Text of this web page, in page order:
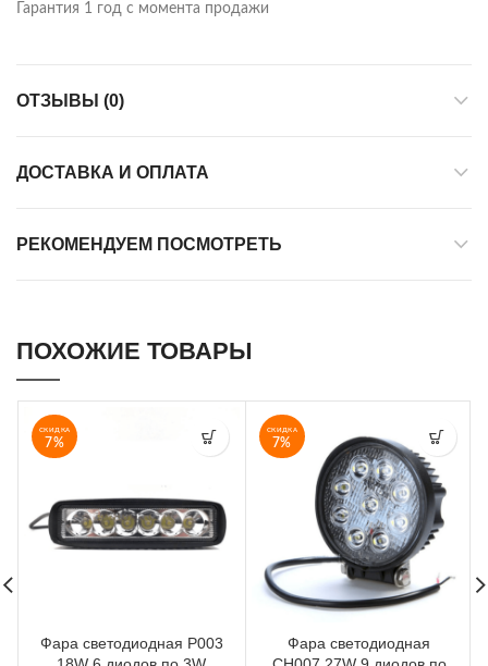
Гарантия 1 год с момента продажи
ОТЗЫВЫ (0)
ДОСТАВКА И ОПЛАТА
РЕКОМЕНДУЕМ ПОСМОТРЕТЬ
ПОХОЖИЕ ТОВАРЫ
СКИДКА
7%
Фара светодиодная P003
СКИДКА
7%
Фара светодиодная